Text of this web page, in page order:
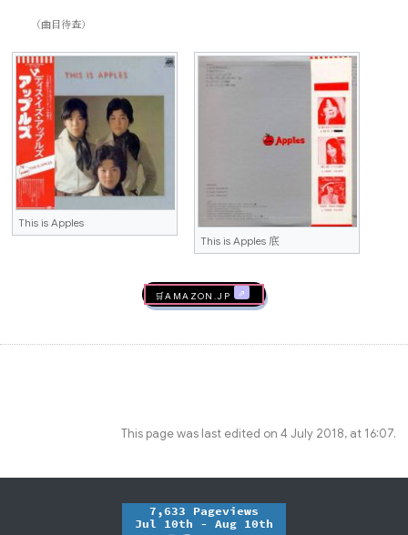
（曲目待查）
This is Apples
This is Apples 底
🛒AMAZON.jp
This page was last edited on 4 July 2018, at 16:07.